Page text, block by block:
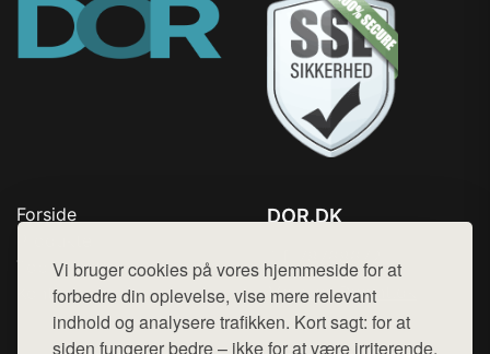
Vi bruger cookies på vores hjemmeside for at
forbedre din oplevelse, vise mere relevant
indhold og analysere trafikken. Kort sagt: for at
siden fungerer bedre – ikke for at være irriterende.
Forside
Top Rabatter
Kontakt
DOR.DK
Mail: hej@want.dk
Cookie- og privatlivspolitik